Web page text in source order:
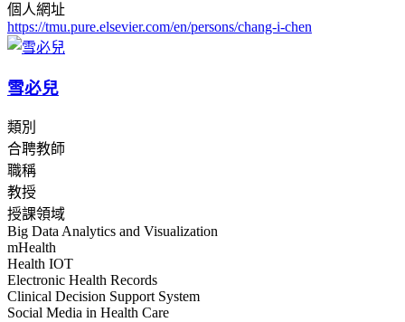
個人網址
https://tmu.pure.elsevier.com/en/persons/chang-i-chen
雪必兒
類別
合聘教師
職稱
教授
授課領域
Big Data Analytics and Visualization
mHealth
Health IOT
Electronic Health Records
Clinical Decision Support System
Social Media in Health Care